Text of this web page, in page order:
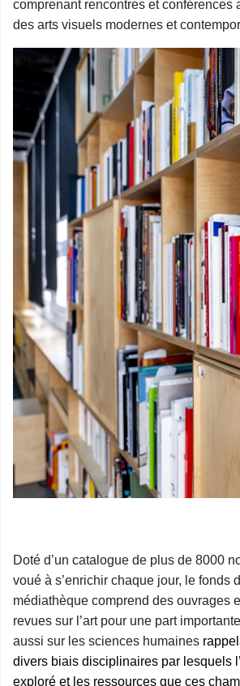
comprenant rencontres et conférences
des arts visuels modernes et
Doté d’un catalogue de plus de 8000
voué à s’enrichir chaque jour, le fonds
médiathèque comprend des ouvrages
revues sur l’art pour une part
aussi sur les sciences humaines
divers biais disciplinaires par lesquels
exploré et les ressources que ces